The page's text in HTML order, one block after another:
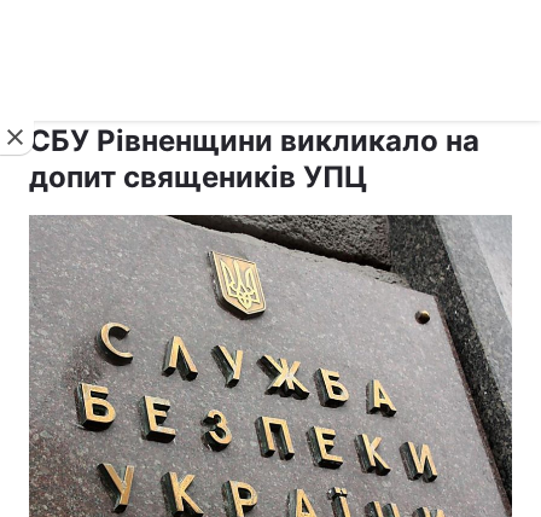
СБУ Рівненщини викликало на
допит священиків УПЦ